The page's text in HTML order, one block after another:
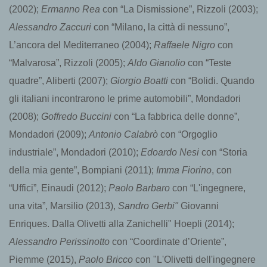
(2002); Ermanno Rea con “La Dismissione”, Rizzoli (2003);
Alessandro Zaccuri con “Milano, la città di nessuno”,
L’ancora del Mediterraneo (2004); Raffaele Nigro con
“Malvarosa”, Rizzoli (2005); Aldo Gianolio con “Teste
quadre”, Aliberti (2007); Giorgio Boatti con “Bolidi. Quando
gli italiani incontrarono le prime automobili”, Mondadori
(2008); Goffredo Buccini con “La fabbrica delle donne”,
Mondadori (2009); Antonio Calabrò con “Orgoglio
industriale”, Mondadori (2010); Edoardo Nesi con “Storia
della mia gente”, Bompiani (2011); Imma Fiorino, con
“Uffici”, Einaudi (2012); Paolo Barbaro con “L'ingegnere,
una vita”, Marsilio (2013), Sandro Gerbi" Giovanni
Enriques. Dalla Olivetti alla Zanichelli" Hoepli (2014);
Alessandro Perissinotto con “Coordinate d’Oriente”,
Piemme (2015), Paolo Bricco con "L'Olivetti dell'ingegnere